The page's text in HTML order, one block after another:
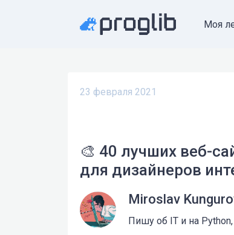
Моя
23 февраля 2021
🎨 40 лучших веб-
для дизайнеров
Miroslav
Пишу об IT и на